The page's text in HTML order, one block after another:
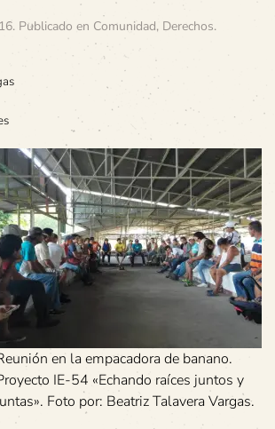
. Publicado en Comunidad, Derechos.
en la empacadora de banano.
IE-54 «Echando raíces juntos y
Foto por: Beatriz Talavera Vargas.